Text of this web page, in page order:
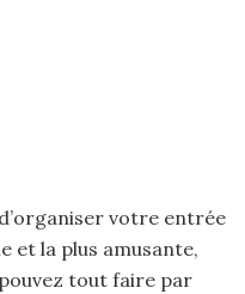
votre entrée
et la plus amusante,
pouvez tout faire par